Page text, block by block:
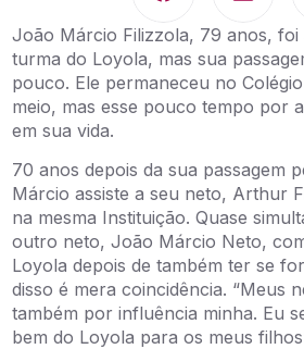
João Márcio Filizzola, 79 anos, foi
turma do Loyola, mas sua
pouco. Ele permaneceu no
meio, mas esse pouco tempo por
em sua vida.
70 anos depois da sua passagem
Márcio assiste a seu neto, Arthur
na mesma Instituição. Quase
outro neto, João Márcio Neto,
Loyola depois de também ter se
disso é mera coincidência. “Meus
também por influência minha. Eu
bem do Loyola para os meus